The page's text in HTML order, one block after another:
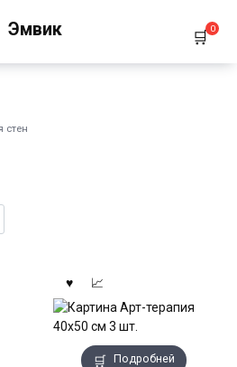
Эмвик 0
стен
Подробней